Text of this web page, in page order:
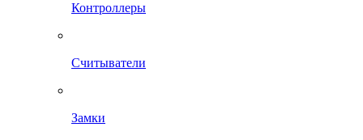
Контроллеры
Считыватели
Замки